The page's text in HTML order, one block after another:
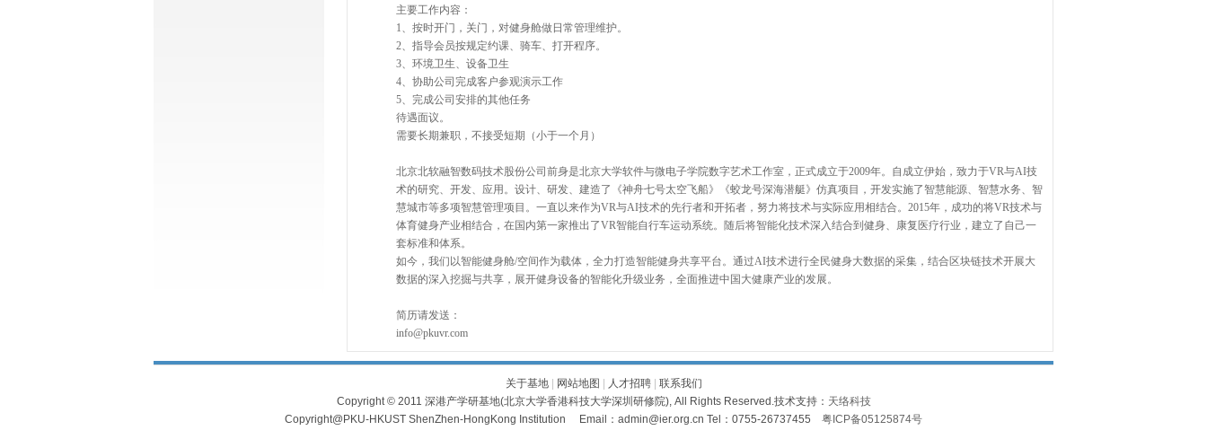
主要工作内容：
1、按时开门，关门，对健身舱做日常管理维护。
2、指导会员按规定约课、骑车、打开程序。
3、环境卫生、设备卫生
4、协助公司完成客户参观演示工作
5、完成公司安排的其他任务
待遇面议。
需要长期兼职，不接受短期（小于一个月）
北京北软融智数码技术股份公司前身是北京大学软件与微电子学院数字艺术工作室，正式成立于2009年。自成立伊始，致力于VR与AI技
术的研究、开发、应用。设计、研发、建造了《神舟七号太空飞船》《蛟龙号深海潜艇》仿真项目，开发实施了智慧能源、智慧水务、智
慧城市等多项智慧管理项目。一直以来作为VR与AI技术的先行者和开拓者，努力将技术与实际应用相结合。2015年，成功的将VR技术与
体育健身产业相结合，在国内第一家推出了VR智能自行车运动系统。随后将智能化技术深入结合到健身、康复医疗行业，建立了自己一
套标准和体系。
如今，我们以智能健身舱/空间作为载体，全力打造智能健身共享平台。通过AI技术进行全民健身大数据的采集，结合区块链技术开展大
数据的深入挖掘与共享，展开健身设备的智能化升级业务，全面推进中国大健康产业的发展。
简历请发送：
info@pkuvr.com
关于基地| 网站地图 人才招聘| 联系我们
Copyright © 2011 深港产学研基地(北京大学香港科技大学深圳研修院), All Rights Reserved.技术支持： 天络科技
Copyright@PKU-HKUST ShenZhen-HongKong Institution Email：admin@ier.org.cn Tel：0755-26737455 粤ICP备05125874号